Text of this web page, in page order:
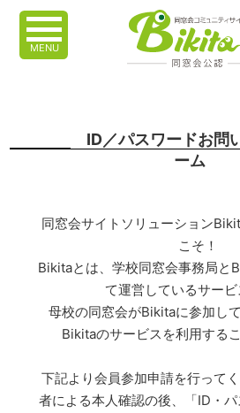
MENU
ID／パスワードお問
ーム
同窓会サイトソリューション
こそ！
Bikitaとは、学校同窓会事務局と
て運営しているサービ
母校の同窓会がBikitaに参加し
Bikitaのサービスを利用する
下記より会員参加申請を行って
者による本人確認の後、「ID・